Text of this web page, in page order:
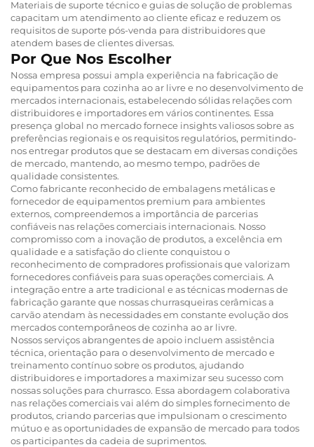
Materiais de suporte técnico e guias de solução de problemas
capacitam um atendimento ao cliente eficaz e reduzem os
requisitos de suporte pós-venda para distribuidores que
atendem bases de clientes diversas.
Por Que Nos Escolher
Nossa empresa possui ampla experiência na fabricação de
equipamentos para cozinha ao ar livre e no desenvolvimento de
mercados internacionais, estabelecendo sólidas relações com
distribuidores e importadores em vários continentes. Essa
presença global no mercado fornece insights valiosos sobre as
preferências regionais e os requisitos regulatórios, permitindo-
nos entregar produtos que se destacam em diversas condições
de mercado, mantendo, ao mesmo tempo, padrões de
qualidade consistentes.
Como fabricante reconhecido de embalagens metálicas e
fornecedor de equipamentos premium para ambientes
externos, compreendemos a importância de parcerias
confiáveis nas relações comerciais internacionais. Nosso
compromisso com a inovação de produtos, a excelência em
qualidade e a satisfação do cliente conquistou o
reconhecimento de compradores profissionais que valorizam
fornecedores confiáveis para suas operações comerciais. A
integração entre a arte tradicional e as técnicas modernas de
fabricação garante que nossas churrasqueiras cerâmicas a
carvão atendam às necessidades em constante evolução dos
mercados contemporâneos de cozinha ao ar livre.
Nossos serviços abrangentes de apoio incluem assistência
técnica, orientação para o desenvolvimento de mercado e
treinamento contínuo sobre os produtos, ajudando
distribuidores e importadores a maximizar seu sucesso com
nossas soluções para churrasco. Essa abordagem colaborativa
nas relações comerciais vai além do simples fornecimento de
produtos, criando parcerias que impulsionam o crescimento
mútuo e as oportunidades de expansão de mercado para todos
os participantes da cadeia de suprimentos.